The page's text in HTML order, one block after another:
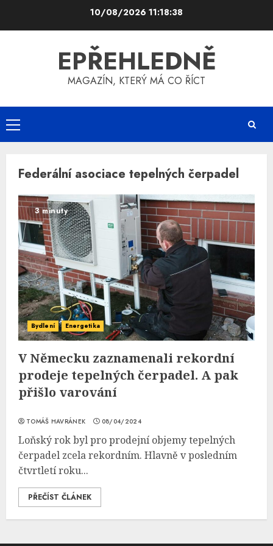
10/08/2026 11:18:39
EPŘEHLEDNĚ
MAGAZÍN, KTERÝ MÁ CO ŘÍCT
Primary
Menu
Federální asociace tepelných čerpadel
3 minuty
Bydlení Energetika
V Německu zaznamenali rekordní
prodeje tepelných čerpadel. A pak
přišlo varování
TOMÁŠ HAVRÁNEK 08/04/2024
Loňský rok byl pro prodejní objemy tepelných
čerpadel zcela rekordním. Hlavně v posledním
čtvrtletí roku...
PŘEČÍST ČLÁNEK